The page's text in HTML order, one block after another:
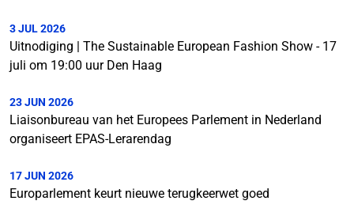
3 JUL 2026
Uitnodiging | The Sustainable European Fashion Show - 17
juli om 19:00 uur Den Haag
23 JUN 2026
Liaisonbureau van het Europees Parlement in Nederland
organiseert EPAS-Lerarendag
17 JUN 2026
Europarlement keurt nieuwe terugkeerwet goed